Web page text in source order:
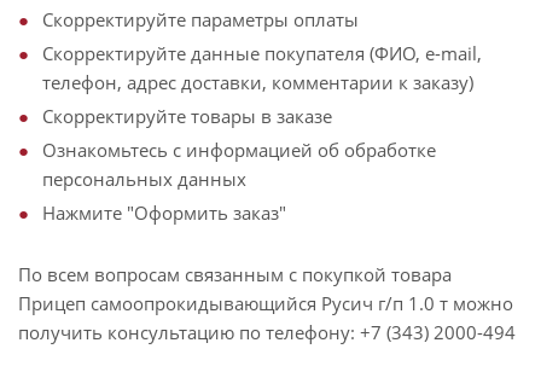
Скорректируйте параметры оплаты
Скорректируйте данные покупателя (ФИО, e-mail,
телефон, адрес доставки, комментарии к заказу)
Скорректируйте товары в заказе
Ознакомьтесь с информацией об обработке
персональных данных
Нажмите "Оформить заказ"
По всем вопросам связанным с покупкой товара
Прицеп самоопрокидывающийся Русич г/п 1.0 т можно
получить консультацию по телефону: +7 (343) 2000-494